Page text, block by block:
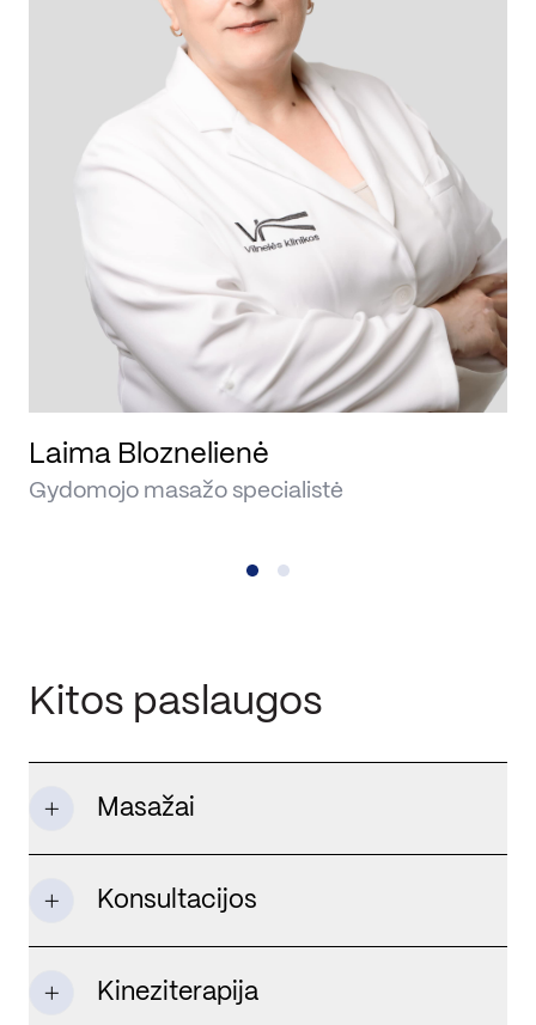
Laima Bloznelienė
Gydomojo masažo specialistė
Kitos paslaugos
Masažai
Konsultacijos
Kineziterapija